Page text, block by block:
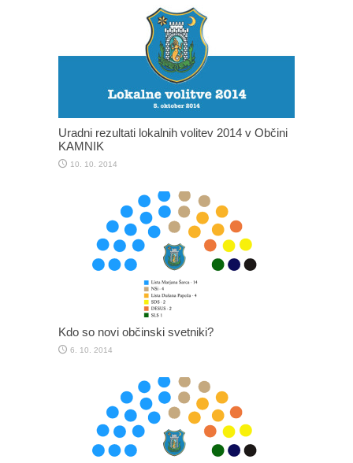
Uradni rezultati lokalnih volitev 2014 v Občini
KAMNIK
10. 10. 2014
Kdo so novi občinski svetniki?
6. 10. 2014